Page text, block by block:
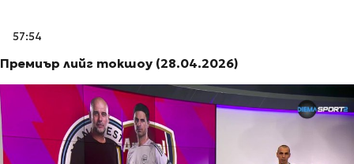
57:54
Премиър лийг токшоу (28.04.2026)